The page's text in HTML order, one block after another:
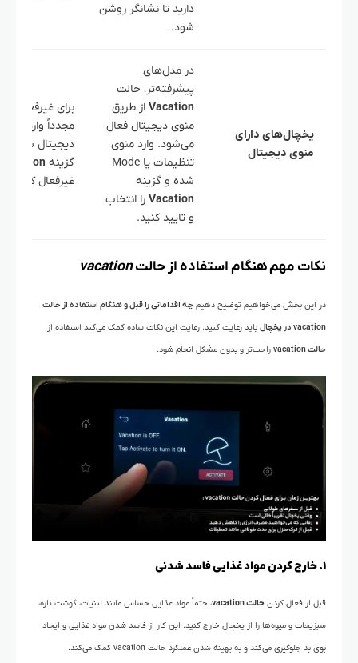
دارید تا نشانگر روشن
شود.
یخچال‌های دارای
منوی دیجیتال
در مدل‌های
پیشرفته‌تر، حالت
Vacation از طریق
منوی دیجیتال فعال
می‌شود. وارد منوی
تنظیمات یا Mode
شده و گزینه
Vacation را انتخاب
و تایید کنید.
برای غیرفعال
مجدداً وارد منوی
دیجیتال شده و
گزینه Vacation
غیرفعال کنید.
نکات مهم هنگام استفاده از حالتvacation
در این بخش می‌خواهیم توضیح دهیم چه اقداماتی را قبل و هنگام استفاده از حالت
vacation در یخچال باید رعایت کنید. رعایت این نکات ساده کمک می‌کند استفاده از
حالت vacation راحت‌تر و بدون مشکل انجام شود.
۱. خارج کردن مواد غذایی فاسد شدنی
قبل از فعال کردن حالت vacation ، حتماً مواد غذایی حساس مانند لبنیات، گوشت تازه،
سبزیجات و میوه‌ها را از یخچال خارج کنید. این کار از فاسد شدن مواد غذایی و ایجاد
بوی بد جلوگیری می‌کند و به بهینه شدن عملکرد حالت vacation کمک می‌کند.